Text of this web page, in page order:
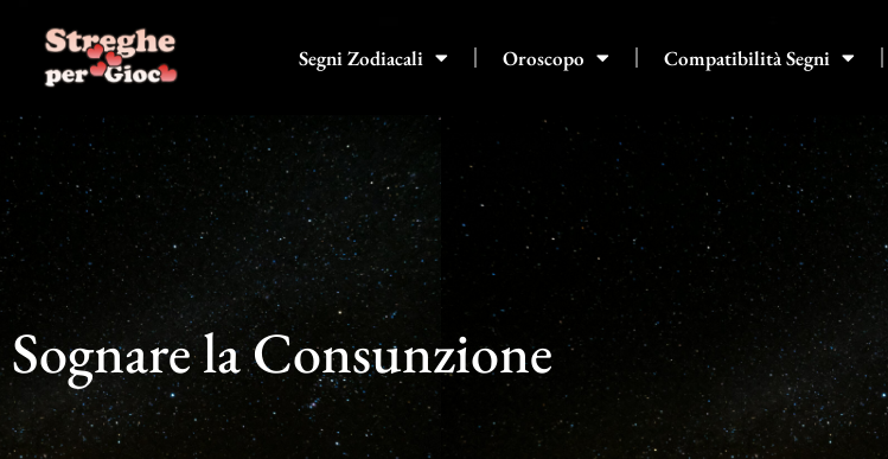
contenuto
Segni Zodiacali Oroscopo Compatibilità Segni
Sognare la Consunzione